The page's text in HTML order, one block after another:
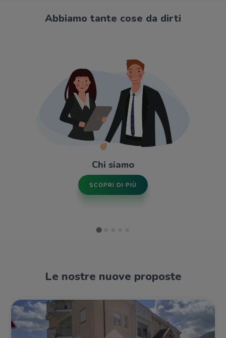
Abbiamo tante cose da dirti
Chi siamo
SCOPRI DI PIÙ
Le nostre nuove proposte